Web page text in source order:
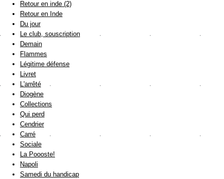
Retour en inde (2)
Retour en Inde
Du jour
Le club, souscription
Demain
Flammes
Légitime défense
Livret
L'arrêté
Diogène
Collections
Qui perd
Cendrier
Carré
Sociale
La Poooste!
Napoli
Samedi du handicap